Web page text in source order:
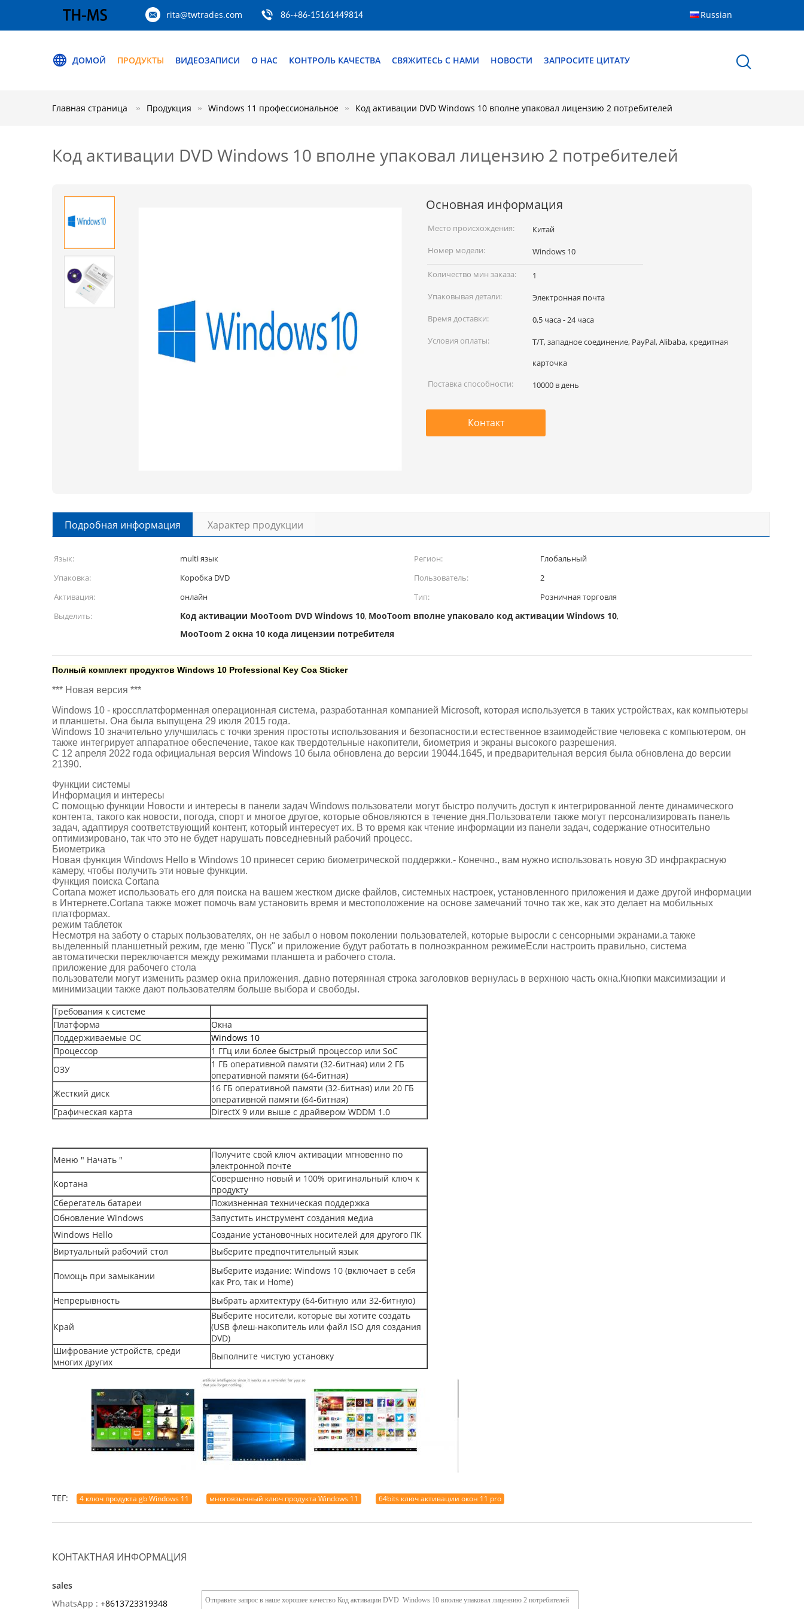
rita@twtrades.com 86-+86-15161449814 Russian
ДОМОЙ ПРОДУКТЫ ВИДЕОЗАПИСИ О НАС КОНТРОЛЬ КАЧЕСТВА СВЯЖИТЕСЬ С НАМИ НОВОСТИ ЗАПРОСИТЕ ЦИТАТУ
Главная страница Продукция Windows 11 профессиональное Код активации DVD Windows 10 вполне упаковал лицензию 2 потребителей
Код активации DVD Windows 10 вполне упаковал лицензию 2 потребителей
Основная информация
Место происхождения:
Китай
Номер модели:
Windows 10
Количество мин заказа:
1
Упаковывая детали:
Электронная почта
Время доставки:
0,5 часа - 24 часа
Условия оплаты:
T/T, западное соединение, PayPal, Alibaba, кредитная
карточка
Поставка способности:
10000 в день
Контакт
Подробная информация Характер продукции
Язык: multi язык Регион:
Глобальный
Упаковка:
Коробка DVD Пользователь:
2
Активация:
онлайн Тип:
Розничная торговля
Выделить:
Код активации MooToom DVD Windows 10, MooToom вполне упаковало код активации Windows 10,
MooToom 2 окна 10 кода лицензии потребителя
Полный комплект продуктов Windows 10 Professional Key Coa Sticker
*** Новая версия ***
Windows 10 - кроссплатформенная операционная система, разработанная компанией Microsoft, которая используется в таких устройствах, как компьютеры
и планшеты. Она была выпущена 29 июля 2015 года.
Windows 10 значительно улучшилась с точки зрения простоты использования и безопасности.и естественное взаимодействие человека с компьютером, он
также интегрирует аппаратное обеспечение, такое как твердотельные накопители, биометрия и экраны высокого разрешения.
С 12 апреля 2022 года официальная версия Windows 10 была обновлена до версии 19044.1645, и предварительная версия была обновлена до версии
21390.
Функции системы
Информация и интересы
С помощью функции Новости и интересы в панели задач Windows пользователи могут быстро получить доступ к интегрированной ленте динамического
контента, такого как новости, погода, спорт и многое другое, которые обновляются в течение дня.Пользователи также могут персонализировать панель
задач, адаптируя соответствующий контент, который интересует их. В то время как чтение информации из панели задач, содержание относительно
оптимизировано, так что это не будет нарушать повседневный рабочий процесс.
Биометрика
Новая функция Windows Hello в Windows 10 принесет серию биометрической поддержки.- Конечно., вам нужно использовать новую 3D инфракрасную
камеру, чтобы получить эти новые функции.
Функция поиска Cortana
Cortana может использовать его для поиска на вашем жестком диске файлов, системных настроек, установленного приложения и даже другой информации
в Интернете.Cortana также может помочь вам установить время и местоположение на основе замечаний точно так же, как это делает на мобильных
платформах.
режим таблеток
Несмотря на заботу о старых пользователях, он не забыл о новом поколении пользователей, которые выросли с сенсорными экранами.а также
выделенный планшетный режим, где меню "Пуск" и приложение будут работать в полноэкранном режимеЕсли настроить правильно, система
автоматически переключается между режимами планшета и рабочего стола.
приложение для рабочего стола
пользователи могут изменить размер окна приложения. давно потерянная строка заголовков вернулась в верхнюю часть окна.Кнопки максимизации и
минимизации также дают пользователям больше выбора и свободы.
Требования к системе
Платформа
Окна
Поддерживаемые ОС
Windows 10
Процессор
1 ГГц или более быстрый процессор или SoC
ОЗУ
1 ГБ оперативной памяти (32-битная) или 2 ГБ
оперативной памяти (64-битная)
Жесткий диск
16 ГБ оперативной памяти (32-битная) или 20 ГБ
оперативной памяти (64-битная)
Графическая карта
DirectX 9 или выше с драйвером WDDM 1.0
Меню " Начать "
Получите свой ключ активации мгновенно по
электронной почте
Кортана
Совершенно новый и 100% оригинальный ключ к
продукту
Сберегатель батареи
Пожизненная техническая поддержка
Обновление Windows
Запустить инструмент создания медиа
Windows Hello
Создание установочных носителей для другого ПК
Виртуальный рабочий стол
Выберите предпочтительный язык
Помощь при замыкании
Выберите издание: Windows 10 (включает в себя
как Pro, так и Home)
Непрерывность
Выбрать архитектуру (64-битную или 32-битную)
Край
Выберите носители, которые вы хотите создать
(USB флеш-накопитель или файл ISO для создания
DVD)
Шифрование устройств, среди
многих других
Выполните чистую установку
ТЕГ: 4 ключ продукта gb Windows 11 многоязычный ключ продукта Windows 11 64bits ключ активации окон 11 pro
КОНТАКТНАЯ ИНФОРМАЦИЯ
sales
WhatsApp : +8613723319348